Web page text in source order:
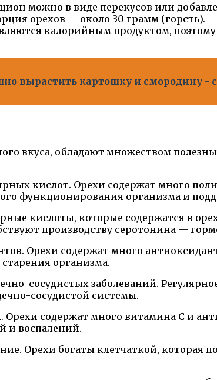
можно в виде перекусов или
орехов — около 30 грамм (горсть).
калорийным продуктом,
вырастить картошку и смородину -
вкуса, обладают множеством
кислот. Орехи содержат много
функционирования организма и
кислоты, которые содержатся в
производству серотонина —
Орехи содержат много
организма.
сосудистых заболеваний.
сосудистой системы.
Орехи содержат много витамина С и
и воспалений.
Орехи богаты клетчаткой,